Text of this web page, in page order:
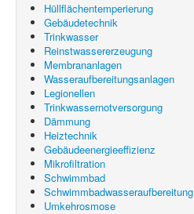
Hüllflächentemperierung
Gebäudetechnik
Trinkwasser
Reinstwassererzeugung
Membrananlagen
Wasseraufbereitungsanlagen
Legionellen
Trinkwassernotversorgung
Dämmung
Heiztechnik
Gebäudeenergieeffizienz
Mikrofiltration
Schwimmbad
Schwimmbadwasseraufbereitung
Umkehrosmose